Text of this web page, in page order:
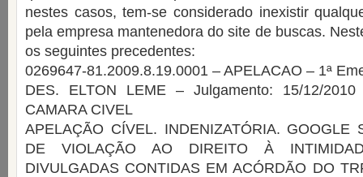
nestes casos, tem-se considerado inexistir
pela empresa mantenedora do site de buscas.
os seguintes precedentes:
0269647-81.2009.8.19.0001 – APELACAO – 1ª
DES. ELTON LEME – Julgamento: 15/12/
CAMARA CIVEL
APELAÇÃO CÍVEL. INDENIZATÓRIA. GOOGLE
DE VIOLAÇÃO AO DIREITO À
DIVULGADAS CONTIDAS EM ACÓRDÃO DO